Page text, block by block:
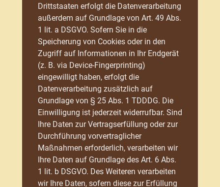
Drittstaaten erfolgt die Datenverarbeitung
außerdem auf Grundlage von Art. 49 Abs.
1 lit. a DSGVO. Sofern Sie in die
Speicherung von Cookies oder in den
Zugriff auf Informationen in Ihr Endgerät
(z. B. via Device-Fingerprinting)
eingewilligt haben, erfolgt die
Datenverarbeitung zusätzlich auf
Grundlage von § 25 Abs. 1 TDDDG. Die
Einwilligung ist jederzeit widerrufbar. Sind
Ihre Daten zur Vertragserfüllung oder zur
Durchführung vorvertraglicher
Maßnahmen erforderlich, verarbeiten wir
Ihre Daten auf Grundlage des Art. 6 Abs.
1 lit. b DSGVO. Des Weiteren verarbeiten
wir Ihre Daten, sofern diese zur Erfüllung